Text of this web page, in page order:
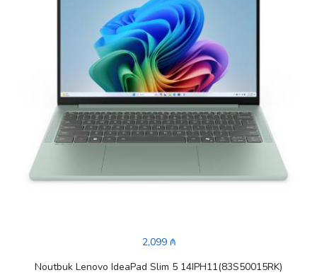
2,099 ₼
Noutbuk Lenovo IdeaPad Slim 5 14IPH11(83S50015RK)